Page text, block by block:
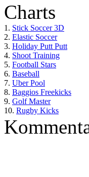
Charts
1. Stick Soccer 3D
2. Elastic Soccer
3. Holiday Putt Putt
4. Shoot Training
5. Football Stars
6. Baseball
7. Uber Pool
8. Baggios Freekicks
9. Golf Master
10. Rugby Kicks